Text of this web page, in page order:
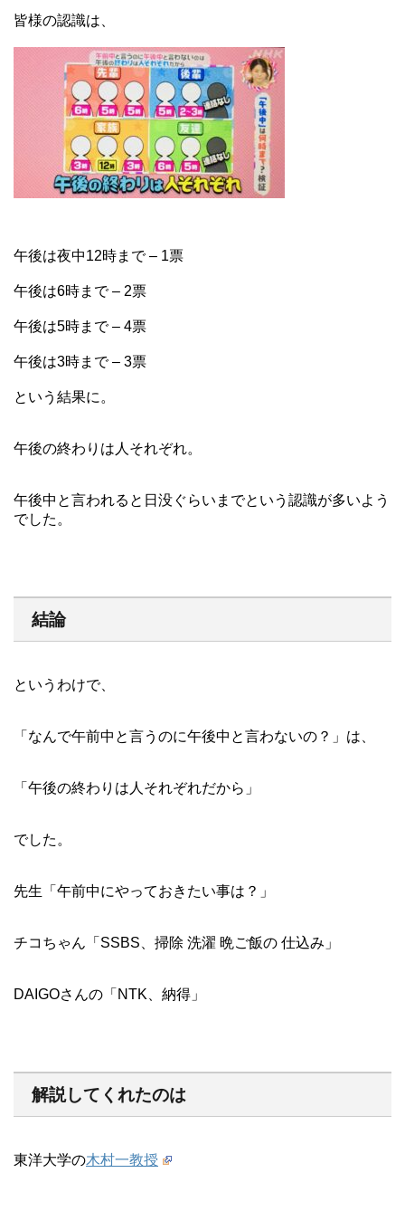
皆様の認識は、
午後は夜中12時まで – 1票
午後は6時まで – 2票
午後は5時まで – 4票
午後は3時まで – 3票
という結果に。
午後の終わりは人それぞれ。
午後中と言われると日没ぐらいまでという認識が多いよう
でした。
結論
というわけで、
「なんで午前中と言うのに午後中と言わないの？」は、
「午後の終わりは人それぞれだから」
でした。
先生「午前中にやっておきたい事は？」
チコちゃん「SSBS、掃除 洗濯 晩ご飯の 仕込み」
DAIGOさんの「NTK、納得」
解説してくれたのは
東洋大学の木村一教授